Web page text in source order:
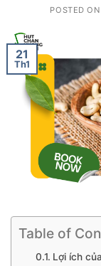
POSTED
21
Th1
Table of
Lợi ích